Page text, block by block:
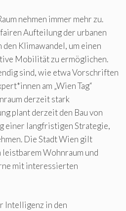
nehmen immer mehr zu.
Aufteilung der urbanen
den Klimawandel, um einen
Mobilität zu ermöglichen.
sind, wie etwa Vorschriften
am „Wien Tag“
derzeit stark
plant derzeit den Bau von
einer langfristigen Strategie,
Die Stadt Wien gilt
Wohnraum und
mit interessierten
Intelligenz in den